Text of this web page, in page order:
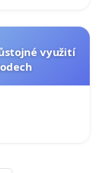
využití